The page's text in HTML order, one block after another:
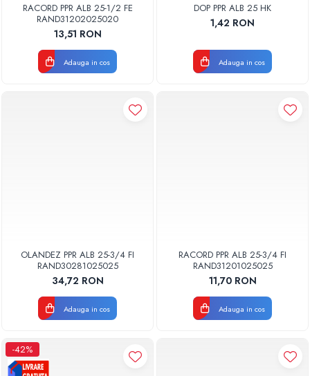
RACORD PPR ALB 25-1/2 FE
RAND31202025020
13,51 RON
Adauga in cos
DOP PPR ALB 25 HK
1,42 RON
Adauga in cos
OLANDEZ PPR ALB 25-3/4 FI
RAND30281025025
34,72 RON
Adauga in cos
RACORD PPR ALB 25-3/4 FI
RAND31201025025
11,70 RON
Adauga in cos
-42%